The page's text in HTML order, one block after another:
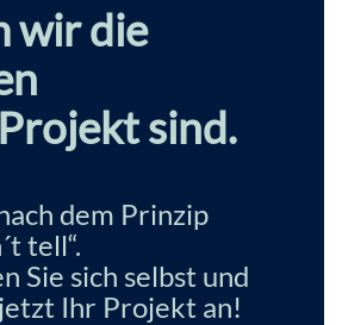
wir die
sind.
dem Prinzip
tell“.
Sie sich selbst und
Ihr Projekt an!